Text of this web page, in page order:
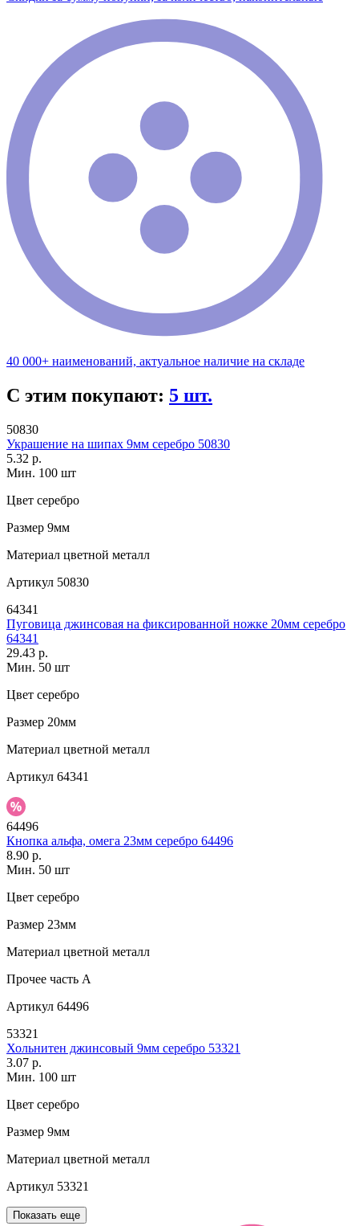
40 000+ наименований, актуальное наличие на складе
С этим покупают: 5 шт.
50830
Украшение на шипах 9мм серебро 50830
5.32 р.
Мин. 100 шт
Цвет серебро
Размер 9мм
Материал цветной металл
Артикул 50830
64341
Пуговица джинсовая на фиксированной ножке 20мм серебро
64341
29.43 р.
Мин. 50 шт
Цвет серебро
Размер 20мм
Материал цветной металл
Артикул 64341
64496
Кнопка альфа, омега 23мм серебро 64496
8.90 р.
Мин. 50 шт
Цвет серебро
Размер 23мм
Материал цветной металл
Прочее часть A
Артикул 64496
53321
Хольнитен джинсовый 9мм серебро 53321
3.07 р.
Мин. 100 шт
Цвет серебро
Размер 9мм
Материал цветной металл
Артикул 53321
Показать еще